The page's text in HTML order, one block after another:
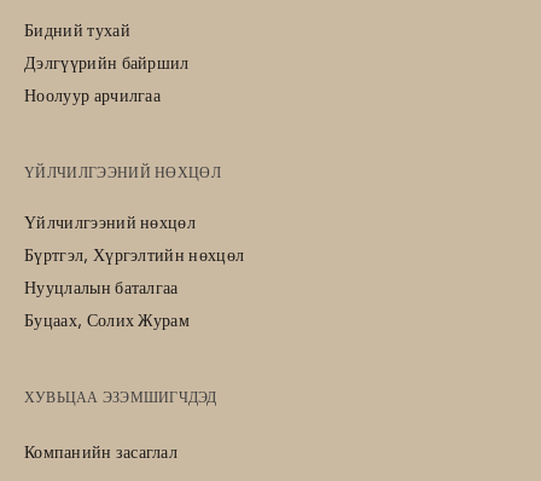
Бидний тухай
Дэлгүүрийн байршил
Ноолуур арчилгаа
ҮЙЛЧИЛГЭЭНИЙ НӨХЦӨЛ
Үйлчилгээний нөхцөл
Бүртгэл, Хүргэлтийн нөхцөл
Нууцлалын баталгаа
Буцаах, Солих Журам
ХУВЬЦАА ЭЗЭМШИГЧДЭД
Компанийн засаглал